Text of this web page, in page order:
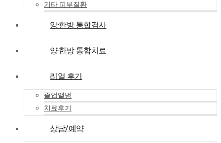
기타 피부질환
양·한방 통합검사
양·한방 통합치료
리얼 후기
졸업앨범
치료후기
상담/예약